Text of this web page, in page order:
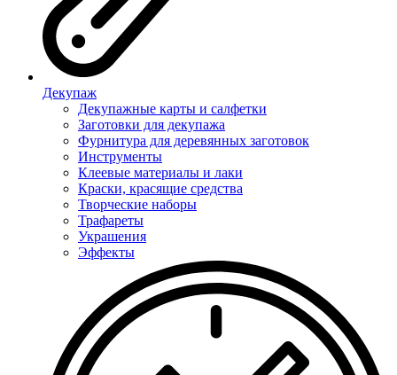
Декупаж
Декупажные карты и салфетки
Заготовки для декупажа
Фурнитура для деревянных заготовок
Инструменты
Клеевые материалы и лаки
Краски, красящие средства
Творческие наборы
Трафареты
Украшения
Эффекты